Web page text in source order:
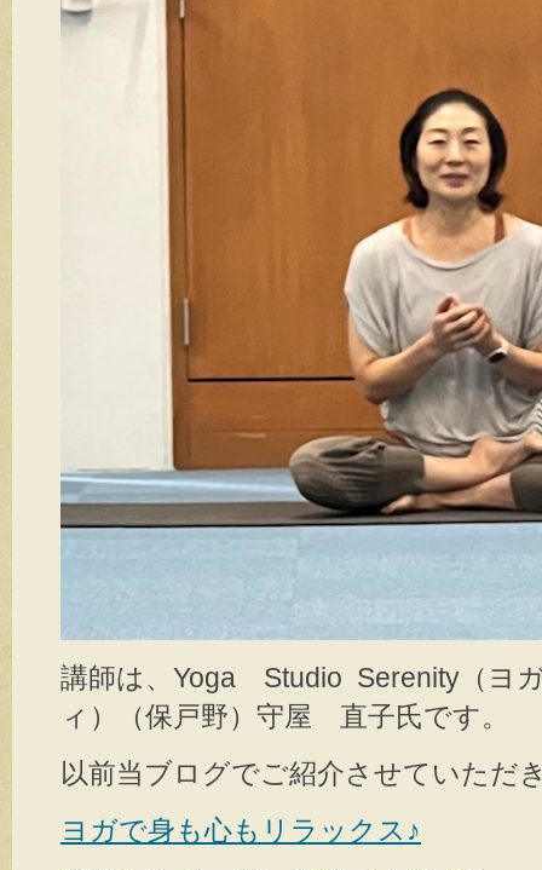
講師は、Yoga Studio Serenity（ヨ
ィ）（保戸野）守屋 直子氏です。
以前当ブログでご紹介させていただ
ヨガで身も心もリラックス♪